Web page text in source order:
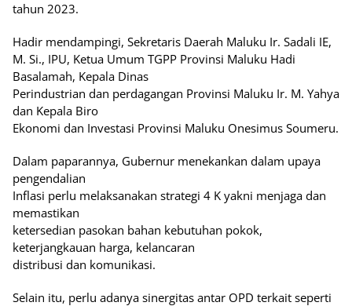
tahun 2023.
Hadir mendampingi, Sekretaris Daerah Maluku Ir. Sadali IE,
M. Si., IPU, Ketua Umum TGPP Provinsi Maluku Hadi
Basalamah, Kepala Dinas
Perindustrian dan perdagangan Provinsi Maluku Ir. M. Yahya
dan Kepala Biro
Ekonomi dan Investasi Provinsi Maluku Onesimus Soumeru.
Dalam paparannya, Gubernur menekankan dalam upaya
pengendalian
Inflasi perlu melaksanakan strategi 4 K yakni menjaga dan
memastikan
ketersedian pasokan bahan kebutuhan pokok,
keterjangkauan harga, kelancaran
distribusi dan komunikasi.
Selain itu, perlu adanya sinergitas antar OPD terkait seperti